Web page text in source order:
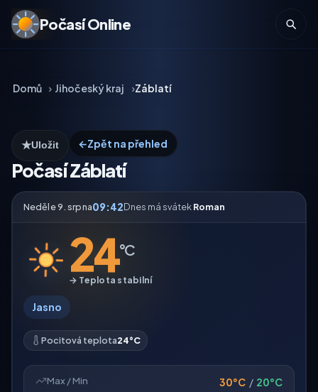
Počasí Online
Domů Jihočeský kraj Záblatí
←Zpět na přehled
Počasí Záblatí
★Uložit
Neděle 9. srpna09:42Dnes má svátekRoman
24°C
→ Teplota stabilní
Jasno
Pocitová teplota24°C
Max / Min 30°C / 20°C